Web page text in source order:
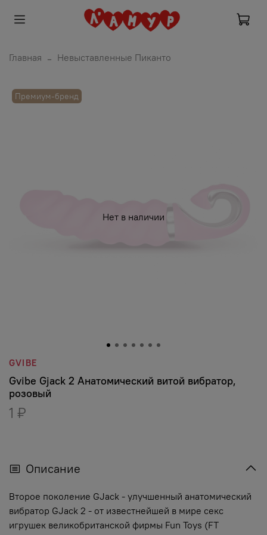
Главная Невыставленные Пиканто
Нет в наличии
Премиум-бренд
GVIBE
Gvibe Gjack 2 Анатомический витой вибратор,
розовый
1 ₽
Описание
Второе поколение GJack - улучшенный анатомический
вибратор GJack 2 - от известнейшей в мире секс
игрушек великобританской фирмы Fun Toys (FT